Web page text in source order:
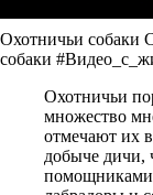
Охотничьи собаки
собаки
Охотничьи
множество
отмечают их
добыче дичи,
помощниками